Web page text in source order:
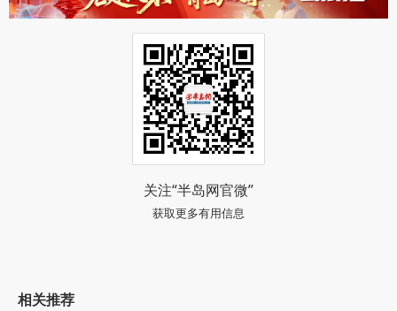
关注“半岛网官微”
获取更多有用信息
相关推荐